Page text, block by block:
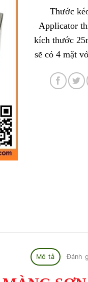
Thước
Applicator
kích thước
sẽ có 4 mặt
Mô tả Đánh